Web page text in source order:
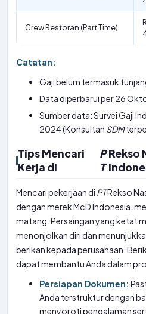
Crew Restoran (Part Time)
Catatan:
Gaji belum termasuk
Data diperbarui per 26
Sumber data: Survei Gaji
2024 (Konsultan SDM
Tips Mencari
Kerja di
P
T
Rekso
Mencari pekerjaan di PTRekso
dengan merek McD Indonesia,
matang. Persaingan yang ketat
menonjolkan diri dan
berikan kepada perusahaan.
dapat membantu Anda dalam
Persiapan Dokumen:
Anda terstruktur dengan
menyoroti pengalaman